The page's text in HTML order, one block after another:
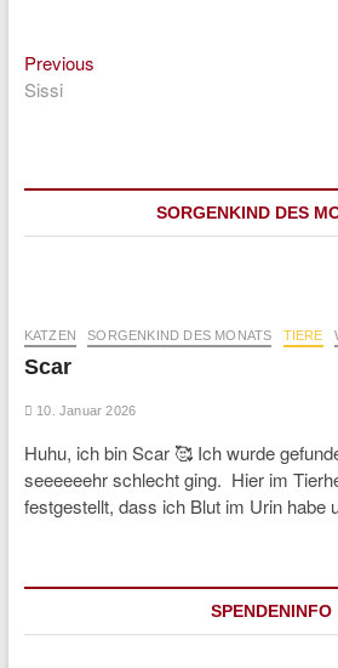
Beitragsnavigation
PreviousPrevious
Sissi
SORGENKIND DES
KATZEN SORGENKIND DES MONATS TIERE
Scar
10. Januar 2026
Huhu, ich bin Scar 🥰 Ich wurde
seeeeeehr schlecht ging. Hier im
festgestellt, dass ich Blut im Urin habe
SPENDENINFO